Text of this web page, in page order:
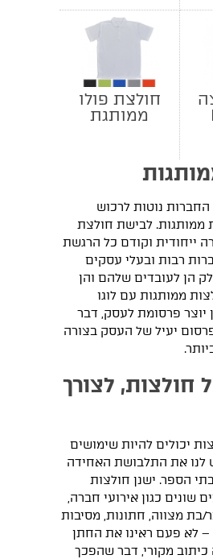
חולצת פולו
ממותגת
החברות נוטות לרכוש
ממותגות. לבישת חולצת
ייחודית וקודם כל הרגשת
רבות ובעלי עסקים
הן לעובדים שלהם והן
ממותגות עם לוגו
יוצר פרסומת לעסק, דבר
יעיל של העסק בצורה
חולצות, לצורך
יכולים להיות שימושים
לנו את התלבושת האחידה
הספר. ישנן חולצות
שונים כגון אירועי חברה,
בת מצווה, חתונות, מסיבות
– לא פעם ראינו את החתן
מקורי, דבר שהפכך